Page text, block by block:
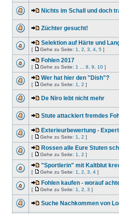
Nichts im Schall und doch
Züchter gesucht!
Selektion auf Härte und
[ Gehe zu Seite: 1 2 3 4 5 ]
Fohlen 2017
[ Gehe zu Seite: 1 8 9 10 ]
Wer hat hier den "Dish"?
[ Gehe zu Seite: 1 2 ]
De Niro lebt nicht mehr
Stute attackiert fremdes
Exterieurbewertung -
[ Gehe zu Seite: 1 2 ]
Rossen alle Eure Stuten
[ Gehe zu Seite: 1 2 ]
"Sportlerin" mit Kaltblut
[ Gehe zu Seite: 1 2 3 4 ]
Fohlen kaufen - worauf
[ Gehe zu Seite: 1 2 3 ]
Suche Nachkommen von